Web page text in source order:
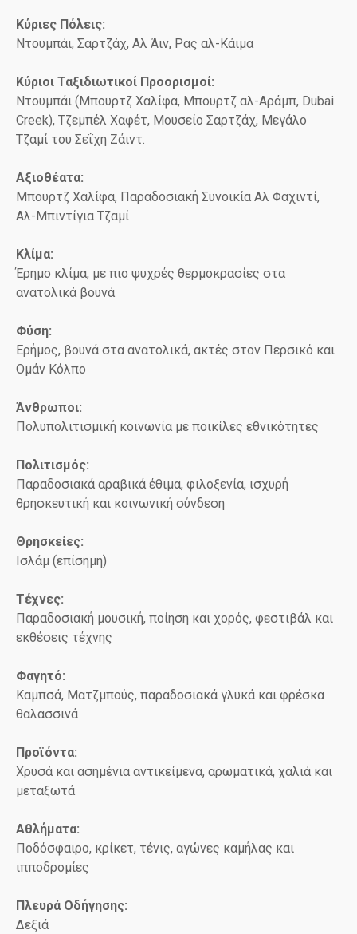
Κύριες Πόλεις:
Ντουμπάι, Σαρτζάχ, Αλ Άιν, Ρας αλ-Κάιμα
Κύριοι Ταξιδιωτικοί Προορισμοί:
Ντουμπάι (Μπουρτζ Χαλίφα, Μπουρτζ αλ-Αράμπ, Dubai
Creek), Τζεμπέλ Χαφέτ, Μουσείο Σαρτζάχ, Μεγάλο
Τζαμί του Σεΐχη Ζάιντ.
Αξιοθέατα:
Μπουρτζ Χαλίφα, Παραδοσιακή Συνοικία Αλ Φαχιντί,
Αλ-Μπιντίγια Τζαμί
Κλίμα:
Έρημο κλίμα, με πιο ψυχρές θερμοκρασίες στα
ανατολικά βουνά
Φύση:
Ερήμος, βουνά στα ανατολικά, ακτές στον Περσικό και
Ομάν Κόλπο
Άνθρωποι:
Πολυπολιτισμική κοινωνία με ποικίλες εθνικότητες
Πολιτισμός:
Παραδοσιακά αραβικά έθιμα, φιλοξενία, ισχυρή
θρησκευτική και κοινωνική σύνδεση
Θρησκείες:
Ισλάμ (επίσημη)
Τέχνες:
Παραδοσιακή μουσική, ποίηση και χορός, φεστιβάλ και
εκθέσεις τέχνης
Φαγητό:
Καμπσά, Ματζμπούς, παραδοσιακά γλυκά και φρέσκα
θαλασσινά
Προϊόντα:
Χρυσά και ασημένια αντικείμενα, αρωματικά, χαλιά και
μεταξωτά
Αθλήματα:
Ποδόσφαιρο, κρίκετ, τένις, αγώνες καμήλας και
ιπποδρομίες
Πλευρά Οδήγησης:
Δεξιά